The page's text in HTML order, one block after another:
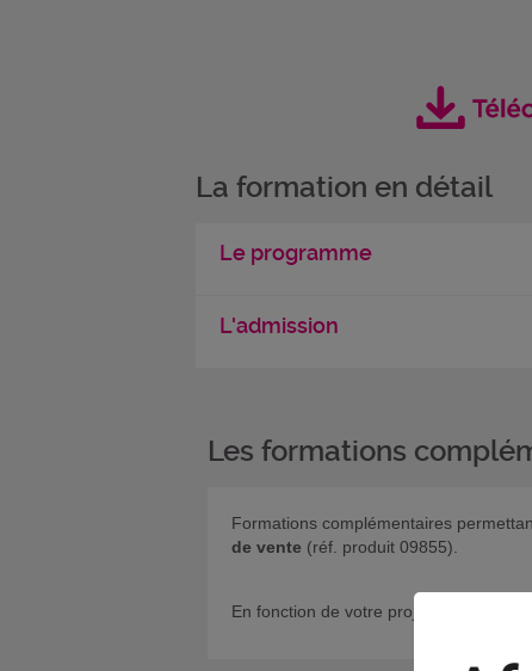
La formation en détail
Le programme
L'admission
Les formations
Formations complémentaires
de vente (réf. produit 09855).
En fonction de votre projet, si vous